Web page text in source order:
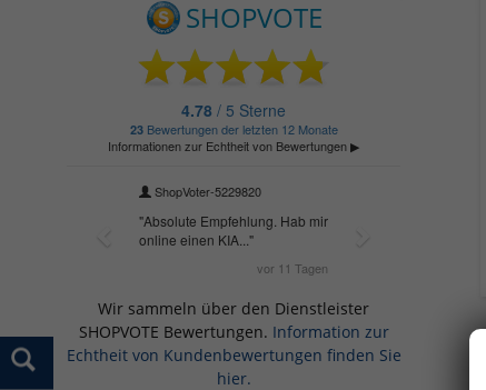
Wir sammeln über den Dienstleister
SHOPVOTE Bewertungen. Information zur
Echtheit von Kundenbewertungen finden Sie
hier.